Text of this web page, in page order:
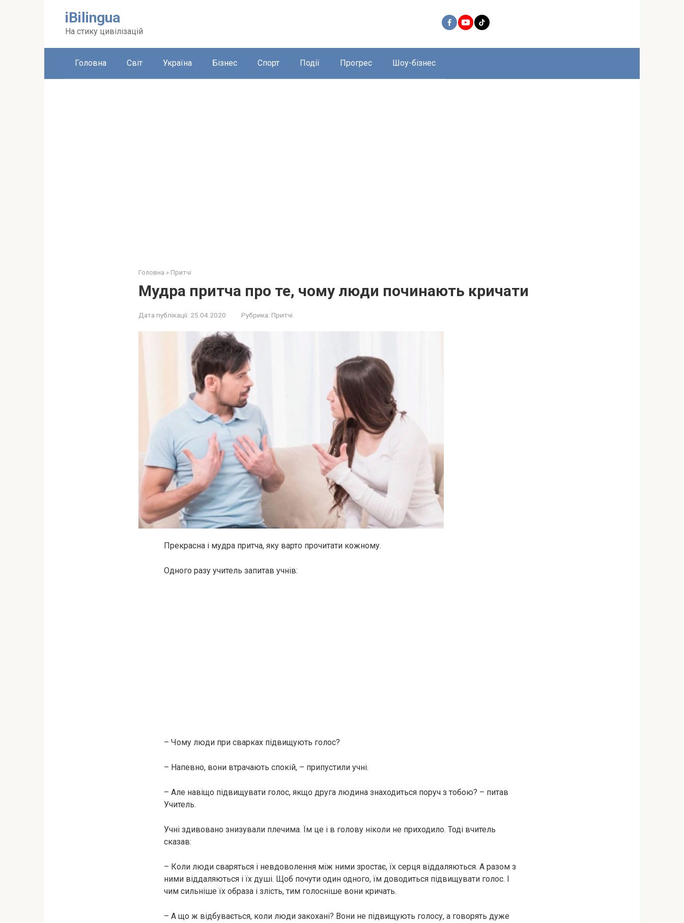
iBilingua
На стику цивілізацій
Головна Світ Україна Бізнес Спорт Події Прогрес Шоу-бізнес
Головна » Притчі
Мудра притча про те, чому люди починають кричати
Дата публікації: 25.04.2020 Рубрика: Притчі
Прекрасна і мудра притча, яку варто прочитати кожному.
Одного разу учитель запитав учнів:
– Чому люди при сварках підвищують голос?
– Напевно, вони втрачають спокій, – припустили учні.
– Але навіщо підвищувати голос, якщо друга людина знаходиться поруч з тобою? – питав
Учитель.
Учні здивовано знизували плечима. Їм це і в голову ніколи не приходило. Тоді вчитель
сказав:
– Коли люди сваряться і невдоволення між ними зростає, їх серця віддаляються. А разом з
ними віддаляються і їх душі. Щоб почути один одного, їм доводиться підвищувати голос. І
чим сильніше їх образа і злість, тим голосніше вони кричать.
– А що ж відбувається, коли люди закохані? Вони не підвищують голосу, а говорять дуже